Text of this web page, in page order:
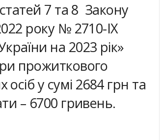
7 та 8 Закону
року № 2710-ІХ
на 2023 рік»
прожиткового
у сумі 2684 грн та
– 6700 гривень.